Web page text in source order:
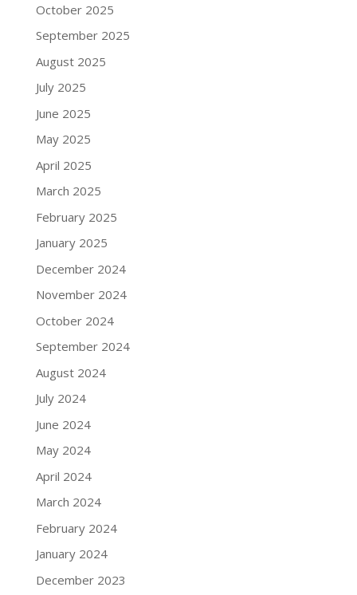
October 2025
September 2025
August 2025
July 2025
June 2025
May 2025
April 2025
March 2025
February 2025
January 2025
December 2024
November 2024
October 2024
September 2024
August 2024
July 2024
June 2024
May 2024
April 2024
March 2024
February 2024
January 2024
December 2023